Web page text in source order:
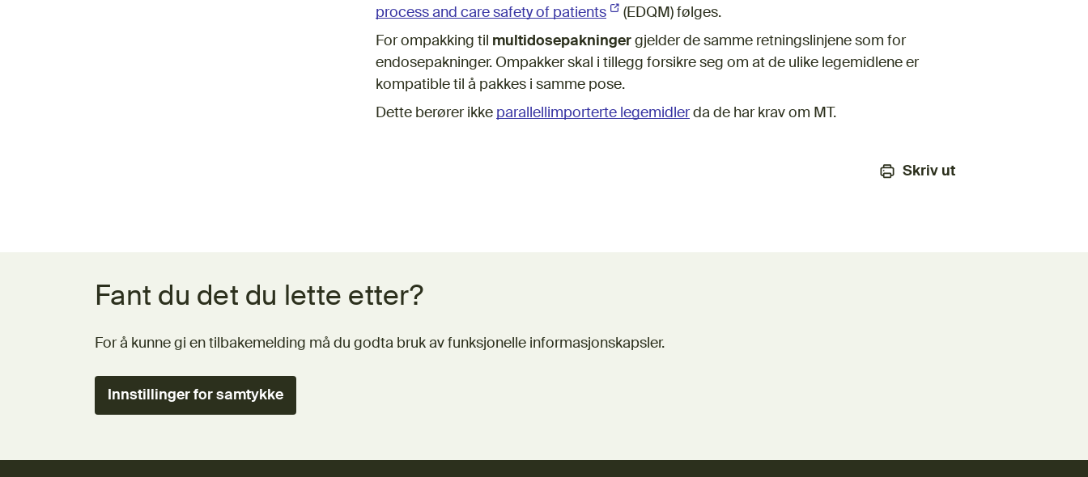
process and care safety of patients (Ekstern lenke)
(EDQM) følges.
For ompakking til multidosepakninger gjelder de samme retningslinjene som for
endosepakninger. Ompakker skal i tillegg forsikre seg om at de ulike legemidlene er
kompatible til å pakkes i samme pose.
Dette berører ikke parallellimporterte legemidler da de har krav om MT.
Skriv ut
Fant du det du lette etter?
For å kunne gi en tilbakemelding må du godta bruk av funksjonelle informasjonskapsler.
Innstillinger for samtykke